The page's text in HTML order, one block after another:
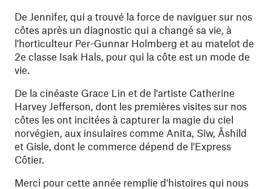
De Jennifer, qui a trouvé la force de naviguer sur nos
côtes après un diagnostic qui a changé sa vie, à
l'horticulteur Per-Gunnar Holmberg et au matelot de
2e classe Isak Hals, pour qui la côte est un mode de
vie.
De la cinéaste Grace Lin et de l'artiste Catherine
Harvey Jefferson, dont les premières visites sur nos
côtes les ont incitées à capturer la magie du ciel
norvégien, aux insulaires comme Anita, Siw, Åshild
et Gisle, dont le commerce dépend de l'Express
Côtier.
Merci pour cette année remplie d'histoires qui nous